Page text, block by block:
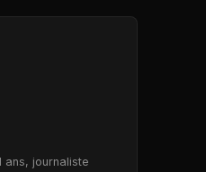
ans, journaliste